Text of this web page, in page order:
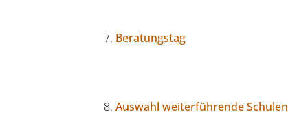
Beratungstag
Auswahl weiterführende Schulen